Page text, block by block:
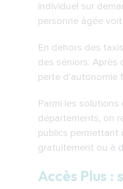
Les
individuel sur
personne âgée
En dehors des
des séniors. Après
perte d'autonomie
Parmi les
départements, on
publics permettant
gratuitement ou à
Accès Plus